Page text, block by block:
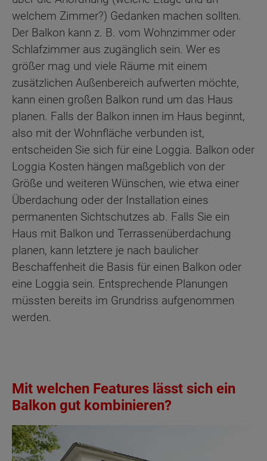
welchem Zimmer?) Gedanken machen sollten.
Der Balkon kann z. B. vom Wohnzimmer oder
Schlafzimmer aus zugänglich sein. Wer es
größer mag und viele Räume mit einem
zusätzlichen Außenbereich aufwerten möchte,
kann einen großen Balkon rund um das Haus
planen. Falls der Balkon innen im Haus beginnt,
also mit der Wohnfläche verbunden ist,
entscheiden Sie sich für eine Loggia. Balkon oder
Loggia Kosten hängen maßgeblich von der
Größe und weiteren Wünschen, wie etwa einer
Überdachung oder der Installation eines
permanenten Sichtschutzes ab. Falls Sie ein
Haus mit Balkon und Terrassenüberdachung
planen, kann letztere je nach baulicher
Beschaffenheit die Basis für einen Balkon oder
eine Loggia sein. Entsprechende Planungen
müssten bereits im Grundriss aufgenommen
werden.
Mit welchen Features lässt sich ein
Balkon gut kombinieren?